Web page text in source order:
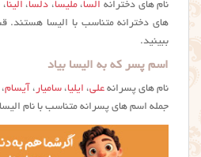
نام های دخترانه السا،ملیسا، دلسا، الینا،
های دخترانه متناسب با الیسا هستند.
ببینید.
اسم پسر که به الیسا بیاد
نام های پسرانه علی، ایلیا، سامیار، آیسام،
جمله اسم های پسرانه متناسب با نام